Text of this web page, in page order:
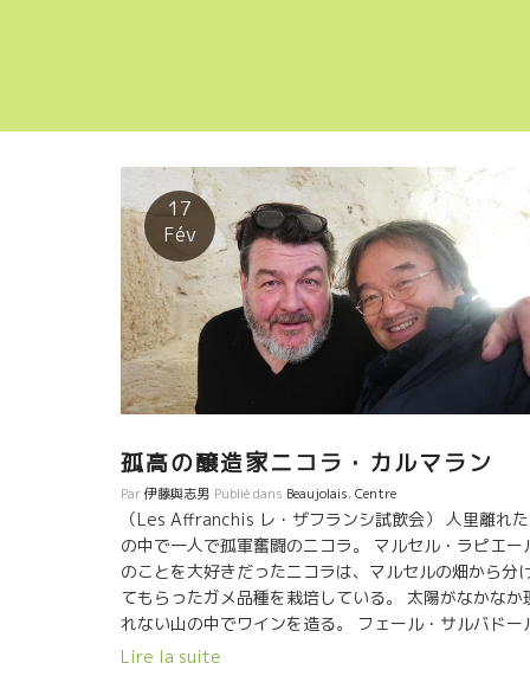
17
Fév
孤高の醸造家ニコラ・カルマラン
Par伊藤與志男 Publié dans Beaujolais,Centre
（Les Affranchis レ・ザフランシ試飲会） 人里離れ
の中で一人で孤軍奮闘のニコラ。 マルセル・ラピエー
のことを大好きだったニコラは、マルセルの畑から分
てもらったガメ品種を栽培している。 太陽がなかなか
れない山の中でワインを造る。 フェール・サルバドー
という特殊な葡萄品種から、薄めの色合いの中にスーッ
Lire la suite